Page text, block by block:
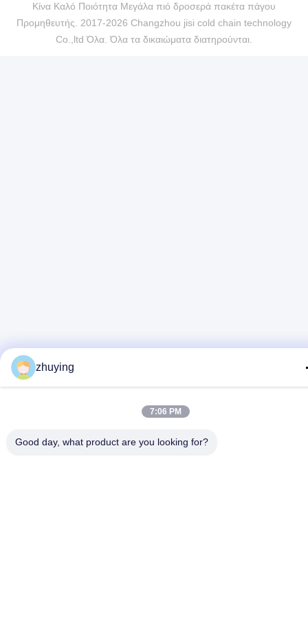
Κίνα Καλό Ποιότητα Μεγάλα πιό δροσερά πακέτα πάγου
Προμηθευτής. 2017-2026 Changzhou jisi cold chain technology
Co.,ltd Όλα. Όλα τα δικαιώματα διατηρούνται.
zhuying
7:06 PM
Good day, what product are you looking for?